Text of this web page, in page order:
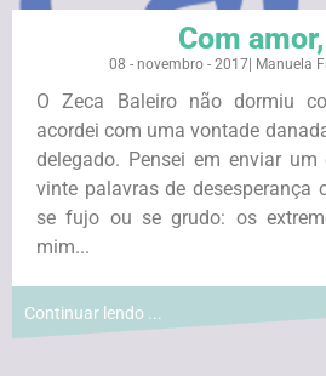
Com
08 - novembro - 2017| Manuela
O Zeca Baleiro não dormiu
acordei com uma vontade
delegado. Pensei em enviar
vinte palavras de desesperança
se fujo ou se grudo: os
mim...
Continuar lendo ...